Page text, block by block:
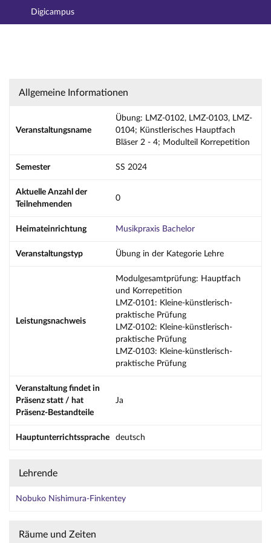
Hauptnavigation
Digicampus
Übung: LMZ-0102, LMZ-0103, LMZ-0104;
Allgemeine Informationen
Veranstaltungsname
Übung: LMZ-0102, LMZ-0103, LMZ-
0104; Künstlerisches Hauptfach
Bläser 2 - 4; Modulteil Korrepetition
Semester SS 2024
Aktuelle Anzahl der
Teilnehmenden
0
Heimateinrichtung Musikpraxis Bachelor
Veranstaltungstyp Übung in der Kategorie Lehre
Leistungsnachweis
Modulgesamtprüfung: Hauptfach
und Korrepetition
LMZ-0101: Kleine-künstlerisch-
praktische Prüfung
LMZ-0102: Kleine-künstlerisch-
praktische Prüfung
LMZ-0103: Kleine-künstlerisch-
praktische Prüfung
Veranstaltung findet in
Präsenz statt / hat
Präsenz-Bestandteile
Ja
Hauptunterrichtssprache deutsch
Lehrende
Nobuko Nishimura-Finkentey
Räume und Zeiten